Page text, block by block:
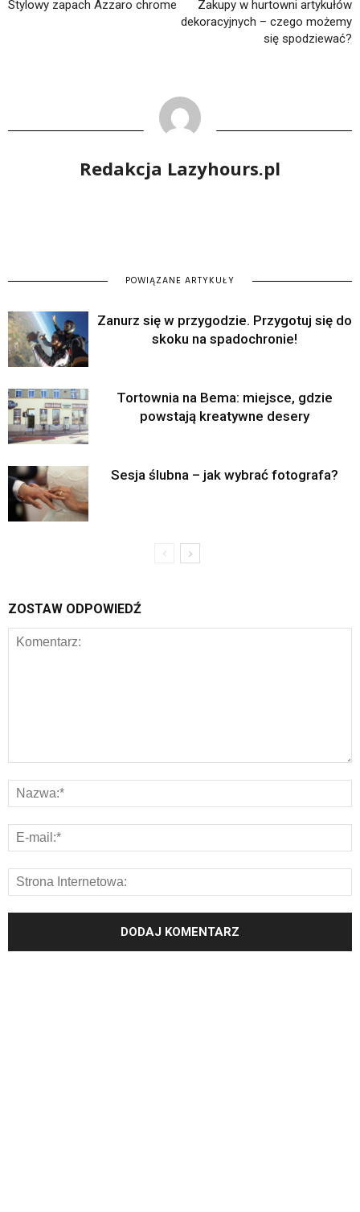
Stylowy zapach Azzaro chrome
Zakupy w hurtowni artykułów
dekoracyjnych – czego możemy
się spodziewać?
Redakcja Lazyhours.pl
POWIĄZANE ARTYKUŁY
Zanurz się w przygodzie. Przygotuj się do
skoku na spadochronie!
Tortownia na Bema: miejsce, gdzie
powstają kreatywne desery
Sesja ślubna – jak wybrać fotografa?
ZOSTAW ODPOWIEDŹ